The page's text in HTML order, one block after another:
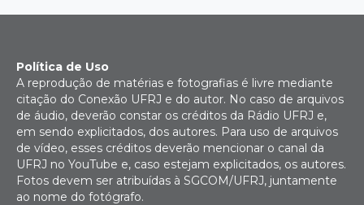
Política de Uso
A reprodução de matérias e fotografias é livre mediante
citação do Conexão UFRJ e do autor. No caso de arquivos
de áudio, deverão constar os créditos da Rádio UFRJ e,
em sendo explicitados, dos autores. Para uso de arquivos
de vídeo, esses créditos deverão mencionar o canal da
UFRJ no YouTube e, caso estejam explicitados, os autores.
Fotos devem ser atribuídas à SGCOM/UFRJ, juntamente
ao nome do fotógrafo.